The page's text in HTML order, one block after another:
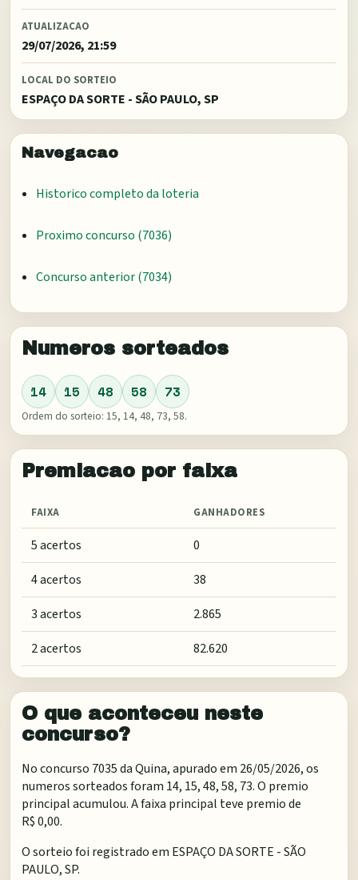
ATUALIZACAO
29/07/2026, 21:59
LOCAL DO SORTEIO
ESPAÇO DA SORTE - SÃO PAULO, SP
Navegacao
Historico completo da loteria
Proximo concurso (7036)
Concurso anterior (7034)
Numeros sorteados
14 15 48 58 73
Ordem do sorteio: 15, 14, 48, 73, 58.
Premiacao por faixa
FAIXA GANHADORES
5 acertos
0
4 acertos
38
3 acertos
2.865
2 acertos
82.620
O que aconteceu neste
concurso?
No concurso 7035 da Quina, apurado em 26/05/2026, os
numeros sorteados foram 14, 15, 48, 58, 73. O premio
principal acumulou. A faixa principal teve premio de
R$ 0,00.
O sorteio foi registrado em ESPAÇO DA SORTE - SÃO
PAULO, SP.